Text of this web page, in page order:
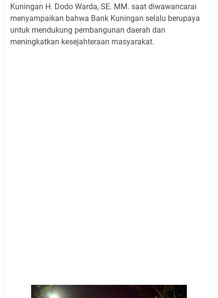
Kuningan H. Dodo Warda, SE. MM. saat diwawancarai
menyampaikan bahwa Bank Kuningan selalu berupaya
untuk mendukung pembangunan daerah dan
meningkatkan kesejahteraan masyarakat.